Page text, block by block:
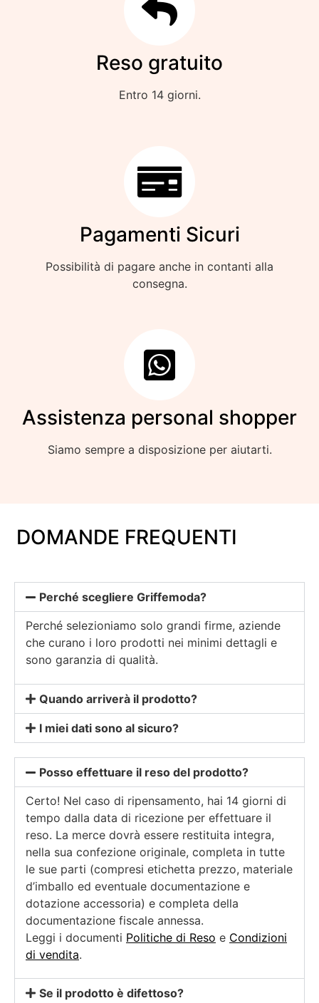
Reso gratuito
Entro 14 giorni.
Pagamenti Sicuri
Possibilità di pagare anche in contanti alla
consegna.
Assistenza personal shopper
Siamo sempre a disposizione per aiutarti.
DOMANDE FREQUENTI
Perché scegliere Griffemoda?
Perché selezioniamo solo grandi firme, aziende
che curano i loro prodotti nei minimi dettagli e
sono garanzia di qualità.
Quando arriverà il prodotto?
I miei dati sono al sicuro?
Posso effettuare il reso del prodotto?
Certo! Nel caso di ripensamento, hai 14 giorni di
tempo dalla data di ricezione per effettuare il
reso. La merce dovrà essere restituita integra,
nella sua confezione originale, completa in tutte
le sue parti (compresi etichetta prezzo, materiale
d’imballo ed eventuale documentazione e
dotazione accessoria) e completa della
documentazione fiscale annessa.
Leggi i documenti Politiche di Reso e Condizioni
di vendita.
Se il prodotto è difettoso?